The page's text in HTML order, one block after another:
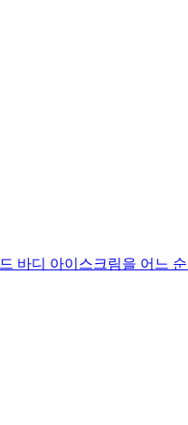
디 아이스크림을 어느